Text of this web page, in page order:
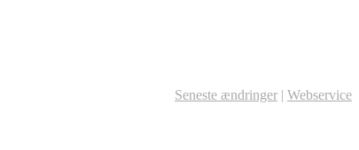
Seneste ændringer | Webservice